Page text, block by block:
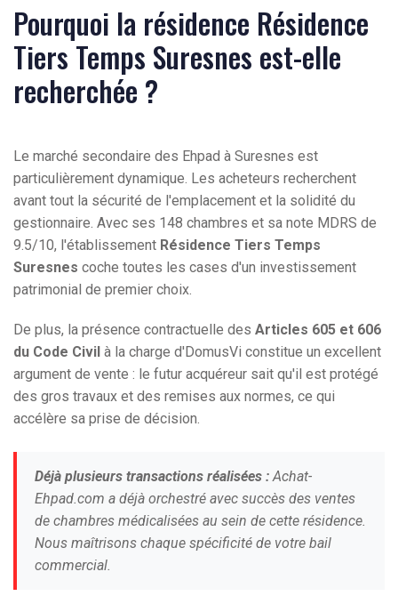
Pourquoi la résidence Résidence
Tiers Temps Suresnes est-elle
recherchée ?
Le marché secondaire des Ehpad à Suresnes est
particulièrement dynamique. Les acheteurs recherchent
avant tout la sécurité de l'emplacement et la solidité du
gestionnaire. Avec ses 148 chambres et sa note MDRS de
9.5/10, l'établissement Résidence Tiers Temps
Suresnes coche toutes les cases d'un investissement
patrimonial de premier choix.
De plus, la présence contractuelle des Articles 605 et 606
du Code Civil à la charge d'DomusVi constitue un excellent
argument de vente : le futur acquéreur sait qu'il est protégé
des gros travaux et des remises aux normes, ce qui
accélère sa prise de décision.
Déjà plusieurs transactions réalisées : Achat-
Ehpad.com a déjà orchestré avec succès des ventes
de chambres médicalisées au sein de cette résidence.
Nous maîtrisons chaque spécificité de votre bail
commercial.